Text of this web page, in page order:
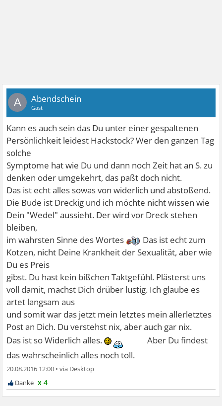
A Abendschein
Gast
Kann es auch sein das Du unter einer gespaltenen
Persönlichkeit leidest Hackstock? Wer den ganzen Tag
solche
Symptome hat wie Du und dann noch Zeit hat an S. zu
denken oder umgekehrt, das paßt doch nicht.
Das ist echt alles sowas von widerlich und abstoßend.
Die Bude ist Dreckig und ich möchte nicht wissen wie
Dein "Wedel" aussieht. Der wird vor Dreck stehen
bleiben,
im wahrsten Sinne des Wortes
Das ist echt zum
Kotzen, nicht Deine Krankheit der Sexualität, aber wie
Du es Preis
gibst. Du hast kein bißchen Taktgefühl. Plästerst uns
voll damit, machst Dich drüber lustig. Ich glaube es
artet langsam aus
und somit war das jetzt mein letztes mein allerletztes
Post an Dich. Du verstehst nix, aber auch gar nix.
Das ist so Widerlich alles.
Aber Du findest
das wahrscheinlich alles noch toll.
20.08.2016 12:00 •
x 4